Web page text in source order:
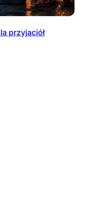
przyjaciół